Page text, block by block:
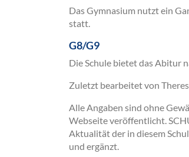
Das Gymnasium nutzt ein
statt.
G8/G9
Die Schule bietet das Abitur
Zuletzt bearbeitet von
Alle Angaben sind ohne
Webseite veröffentlicht.
Aktualität der in diesem
und ergänzt.